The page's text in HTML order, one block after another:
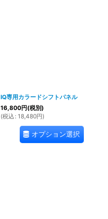
IQ専用カラードシフトパネル
16,800円(税別)
(税込 : 18,480円)
オプション選択